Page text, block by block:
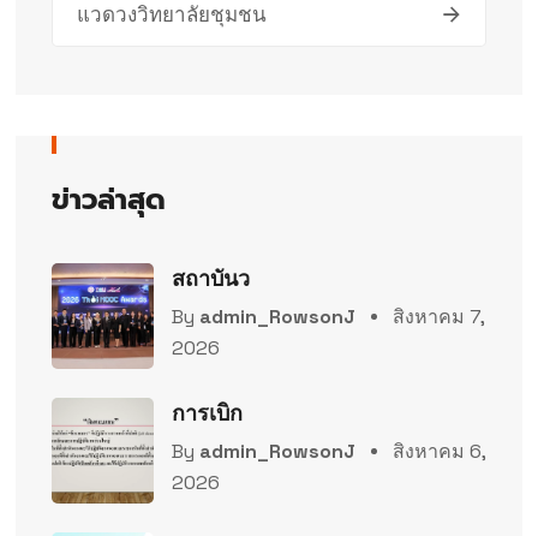
แวดวงวิทยาลัยชุมชน
ข่าวล่าสุด
สถาบันว
By admin_RowsonJ
สิงหาคม 7,
2026
การเบิก
By admin_RowsonJ
สิงหาคม 6,
2026